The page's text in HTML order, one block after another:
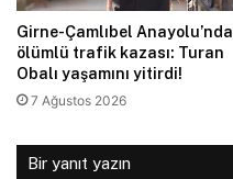
Girne-Çamlıbel Anayolu’nda
ölümlü trafik kazası: Turan
Obalı yaşamını yitirdi!
7 Ağustos 2026
Bir yanıt yazın